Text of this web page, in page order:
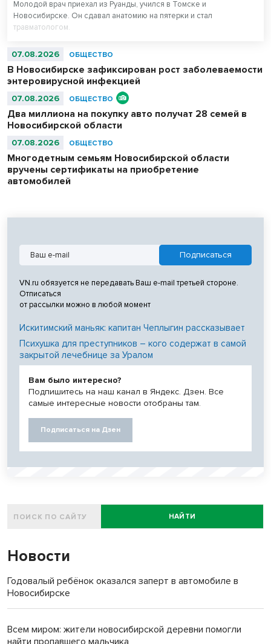
Молодой врач приехал из Руанды, учился в Томске и
Новосибирске. Он сдавал анатомию на пятерки и стал
травматологом.
07.08.2026 ОБЩЕСТВО
В Новосибирске зафиксирован рост заболеваемости
энтеровирусной инфекцией
07.08.2026 ОБЩЕСТВО
Два миллиона на покупку авто получат 28 семей в
Новосибирской области
07.08.2026 ОБЩЕСТВО
Многодетным семьям Новосибирской области
вручены сертификаты на приобретение
автомобилей
VN.ru обязуется не передавать Ваш e-mail третьей стороне.
Отписаться
от рассылки можно в любой момент
Искитимский маньяк: капитан Чеплыгин рассказывает
Психушка для преступников – кого содержат в самой
закрытой лечебнице за Уралом
Вам было интересно?
Подпишитесь на наш канал в Яндекс. Дзен. Все
самые интересные новости отобраны там.
Подписаться на Дзен
НАЙТИ
Новости
Годовалый ребёнок оказался заперт в автомобиле в
Новосибирске
Всем миром: жители новосибирской деревни помогли